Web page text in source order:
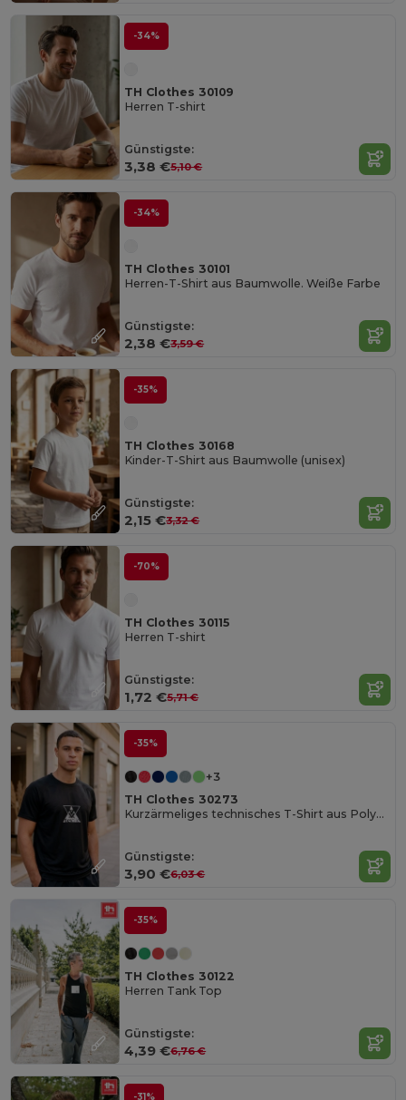
-34%
TH Clothes 30109
Herren T-shirt
Günstigste:
3,38 €5,10 €
-34%
TH Clothes 30101
Herren-T-Shirt aus Baumwolle. Weiße Farbe
Günstigste:
2,38 €3,59 €
-35%
TH Clothes 30168
Kinder-T-Shirt aus Baumwolle (unisex)
Günstigste:
2,15 €3,32 €
-70%
TH Clothes 30115
Herren T-shirt
Günstigste:
1,72 €5,71 €
-35%
+3
TH Clothes 30273
Kurzärmeliges technisches T-Shirt aus Polyester
Günstigste:
3,90 €6,03 €
-35%
TH Clothes 30122
Herren Tank Top
Günstigste:
4,39 €6,76 €
-31%